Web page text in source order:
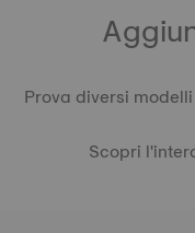
Prova diversi
Scopri